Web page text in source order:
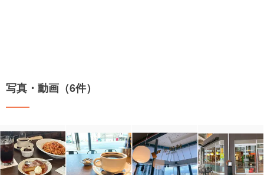
写真・動画（6件）